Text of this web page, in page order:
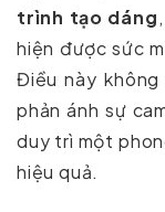
trình tạo dáng
hiện được sức
Điều này
phản ánh sự
duy trì một
hiệu quả.